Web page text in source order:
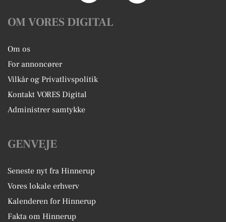
OM VORES DIGITAL
Om os
For annoncører
Vilkår og Privatlivspolitik
Kontakt VORES Digital
Administrer samtykke
GENVEJE
Seneste nyt fra Hinnerup
Vores lokale erhverv
Kalenderen for Hinnerup
Fakta om Hinnerup